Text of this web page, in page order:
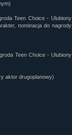
Teen Choice - Ulubiony
nominacja do nagrody
Teen Choice - Ulubiony
aktor drugoplanowy)